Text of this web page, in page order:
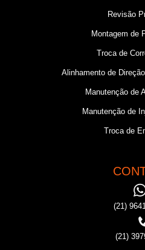
Revisão
Montagem de
Troca de
Alinhamento de
Manutenção de
Manutenção de
Troca de
(21)
(21)